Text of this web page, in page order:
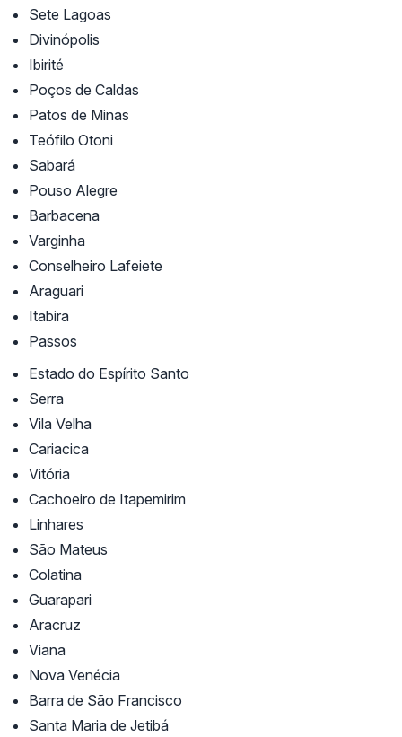
Sete Lagoas
Divinópolis
Ibirité
Poços de Caldas
Patos de Minas
Teófilo Otoni
Sabará
Pouso Alegre
Barbacena
Varginha
Conselheiro Lafeiete
Araguari
Itabira
Passos
Estado do Espírito Santo
Serra
Vila Velha
Cariacica
Vitória
Cachoeiro de Itapemirim
Linhares
São Mateus
Colatina
Guarapari
Aracruz
Viana
Nova Venécia
Barra de São Francisco
Santa Maria de Jetibá